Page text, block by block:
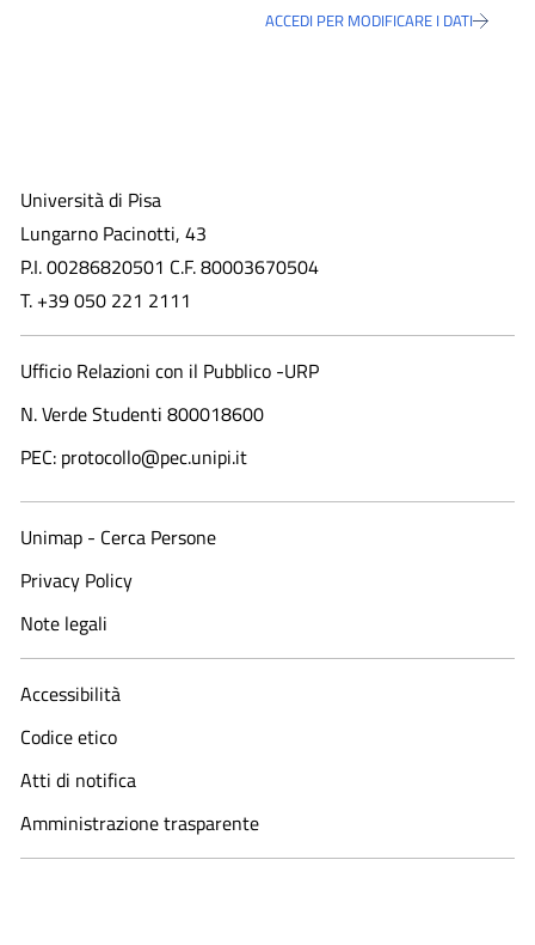
ACCEDI PER MODIFICARE I DATI
Università di Pisa
Lungarno Pacinotti, 43
P.I. 00286820501 C.F. 80003670504
T. +39 050 221 2111
Ufficio Relazioni con il Pubblico -URP
N. Verde Studenti 800018600​
PEC: protocollo@pec.unipi.it
Unimap - Cerca Persone
Privacy Policy
Note legali
Accessibilità
Codice etico
Atti di notifica
Amministrazione trasparente